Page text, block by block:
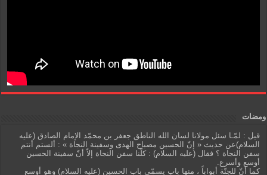
ومضات
قيل : لمّـا سئل مولانا لسان الله الناطق جعفر بن محمّد الإمام الصادق (عليه
السلام)عن حديث « إنّ الحسين مصباح الهدى وسفينة النجاة » : ألستم أنتم
سفن النجاة ؟ فقال (عليه السلام) : كلّنا سفن النجاة إلاّ أنّ سفينة الحسين
أوسع وأسرع.
كما أنّ للجنّة أبواباً ، منها باب يسمّى باب الحسين (عليه السلام) وهو أوسع